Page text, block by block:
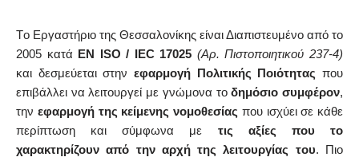
Tο Εργαστήριο της Θεσσαλονίκης είναι Διαπιστευμένο από το
2005 κατά ΕΝ ΙSO / IEC17025 (Αρ. Πιστοποιητικού 237-4)
και δεσμεύεται στην εφαρμογή Πολιτικής Ποιότητας που
επιβάλλει να λειτουργεί με γνώμονα τοδημόσιο συμφέρον,
την εφαρμογή της κείμενης νομοθεσίας που ισχύει σε κάθε
περίπτωση και σύμφωνα με τις αξίες που το
χαρακτηρίζουν από την αρχή της λειτουργίας του. Πιο